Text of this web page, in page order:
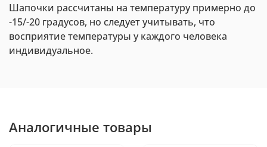
Шапочки рассчитаны на температуру примерно до
-15/-20 градусов, но следует учитывать, что
восприятие температуры у каждого человека
индивидуальное.
Аналогичные товары